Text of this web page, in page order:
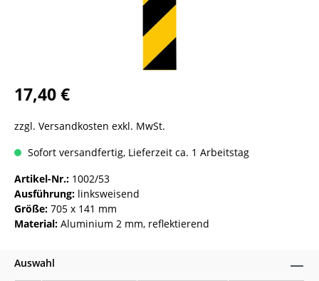
17,40 €
zzgl. Versandkosten exkl. MwSt.
Sofort versandfertig, Lieferzeit ca. 1 Arbeitstag
Artikel-Nr.: 1002/53
Ausführung: linksweisend
Größe: 705 x 141 mm
Material: Aluminium 2 mm, reflektierend
Auswahl